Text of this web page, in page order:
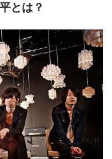
とは？